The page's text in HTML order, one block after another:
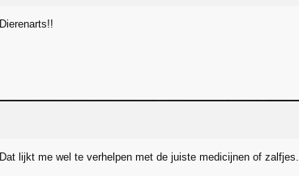
Dierenarts!!
Dat lijkt me wel te verhelpen met de juiste medicijnen of zalfjes.